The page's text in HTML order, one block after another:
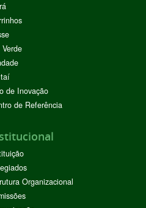
de Inovação
de Referência
Organizacional